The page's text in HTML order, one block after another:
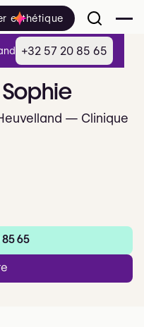
esthétique
Sophie
— Clinique
85 65
+32 57 20 85 65